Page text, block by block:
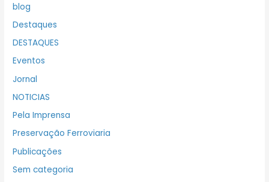
blog
Destaques
DESTAQUES
Eventos
Jornal
NOTICIAS
Pela Imprensa
Preservação Ferroviaria
Publicações
Sem categoria